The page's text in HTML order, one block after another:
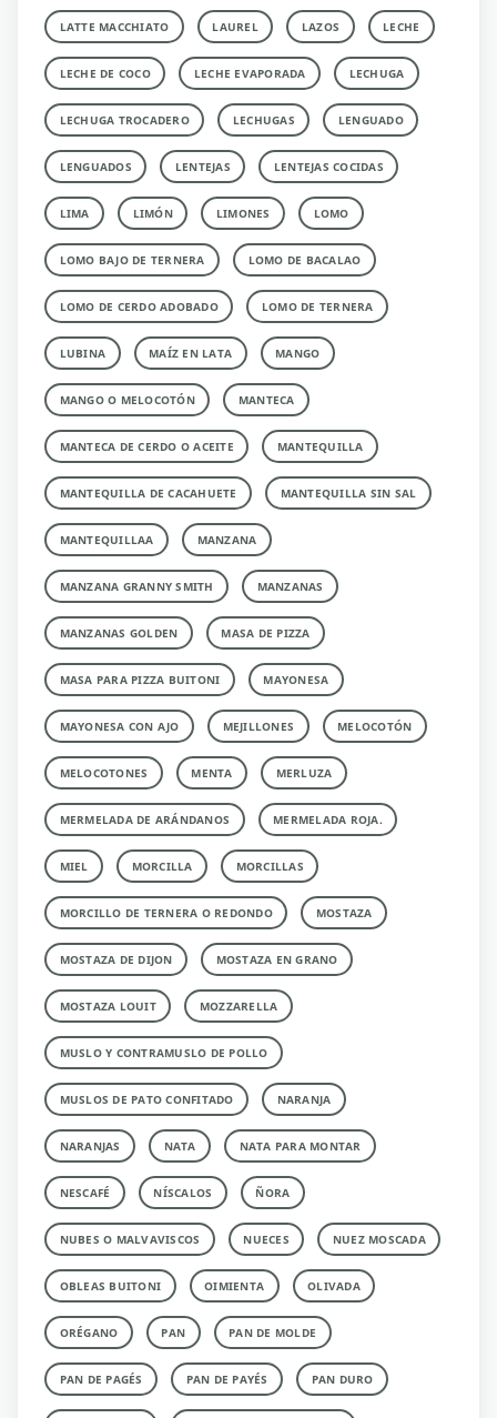
LATTE MACCHIATO LAUREL LAZOS LECHE
LECHE DE COCO LECHE EVAPORADA LECHUGA
LECHUGA TROCADERO LECHUGAS LENGUADO
LENGUADOS LENTEJAS LENTEJAS COCIDAS
LIMA LIMÓN LIMONES LOMO
LOMO BAJO DE TERNERA LOMO DE BACALAO
LOMO DE CERDO ADOBADO LOMO DE TERNERA
LUBINA MAÍZ EN LATA MANGO
MANGO O MELOCOTÓN MANTECA
MANTECA DE CERDO O ACEITE MANTEQUILLA
MANTEQUILLA DE CACAHUETE MANTEQUILLA SIN SAL
MANTEQUILLAA MANZANA
MANZANA GRANNY SMITH MANZANAS
MANZANAS GOLDEN MASA DE PIZZA
MASA PARA PIZZA BUITONI MAYONESA
MAYONESA CON AJO MEJILLONES MELOCOTÓN
MELOCOTONES MENTA MERLUZA
MERMELADA DE ARÁNDANOS MERMELADA ROJA.
MIEL MORCILLA MORCILLAS
MORCILLO DE TERNERA O REDONDO MOSTAZA
MOSTAZA DE DIJON MOSTAZA EN GRANO
MOSTAZA LOUIT MOZZARELLA
MUSLO Y CONTRAMUSLO DE POLLO
MUSLOS DE PATO CONFITADO NARANJA
NARANJAS NATA NATA PARA MONTAR
NESCAFÉ NÍSCALOS ÑORA
NUBES O MALVAVISCOS NUECES NUEZ MOSCADA
OBLEAS BUITONI OIMIENTA OLIVADA
ORÉGANO PAN PAN DE MOLDE
PAN DE PAGÉS PAN DE PAYÉS PAN DURO